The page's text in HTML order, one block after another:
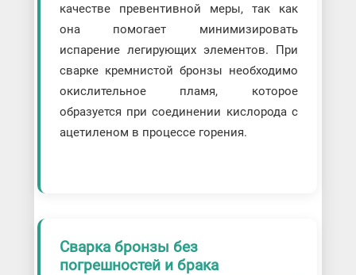
качестве превентивной меры, так как
она помогает минимизировать
испарение легирующих элементов. При
сварке кремнистой бронзы необходимо
окислительное пламя, которое
образуется при соединении кислорода с
ацетиленом в процессе горения.
Сварка бронзы без
погрешностей и брака